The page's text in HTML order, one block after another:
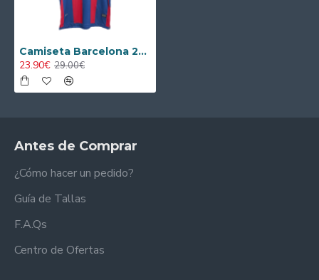
Camiseta Barcelona 2010/11 Local Retro Azul/Rojo
23.90€ 29.00€
Antes de Comprar
¿Cómo hacer un pedido?
Guía de Tallas
F.A.Qs
Centro de Ofertas